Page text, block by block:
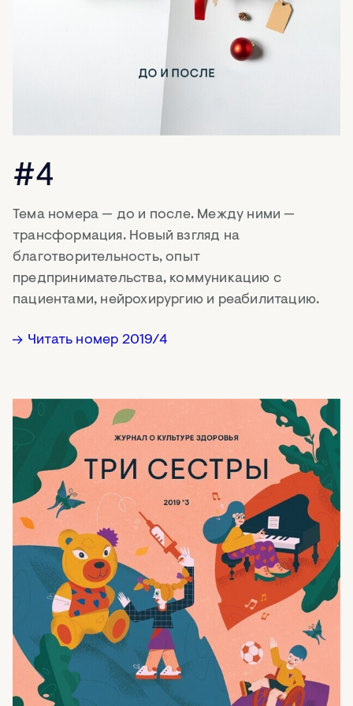
#4
Тема номера — до и после. Между ними —
трансформация. Новый взгляд на
благотворительность, опыт
предпринимательства, коммуникацию с
пациентами, нейрохирургию и реабилитацию.
Читать номер 2019/4